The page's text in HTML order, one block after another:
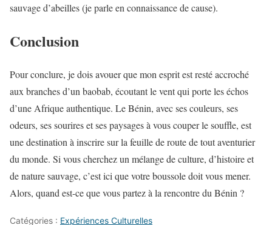
sauvage d’abeilles (je parle en connaissance de cause).
Conclusion
Pour conclure, je dois avouer que mon esprit est resté accroché
aux branches d’un baobab, écoutant le vent qui porte les échos
d’une Afrique authentique. Le Bénin, avec ses couleurs, ses
odeurs, ses sourires et ses paysages à vous couper le souffle, est
une destination à inscrire sur la feuille de route de tout aventurier
du monde. Si vous cherchez un mélange de culture, d’histoire et
de nature sauvage, c’est ici que votre boussole doit vous mener.
Alors, quand est-ce que vous partez à la rencontre du Bénin ?
Catégories : Expériences Culturelles